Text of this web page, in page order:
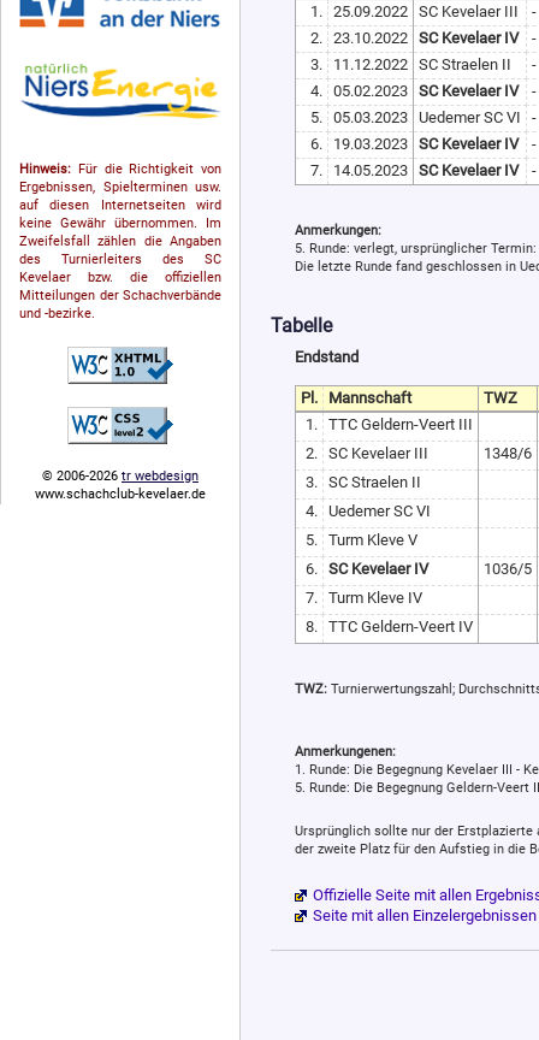
Hinweis: Für die Richtigkeit von
Ergebnissen, Spielterminen usw.
auf diesen Internetseiten wird
keine Gewähr übernommen. Im
Zweifelsfall zählen die Angaben
des Turnierleiters des SC
Kevelaer bzw. die offiziellen
Mitteilungen der Schach­ver­bände
und -bezirke.
© 2006-2026 tr webdesign
www.schachclub-kevelaer.de
1.
25.09.2022 SC Kevelaer III
-
2.
23.10.2022 SC Kevelaer IV
-
3.
11.12.2022 SC Straelen II
-
4.
05.02.2023 SC Kevelaer IV
-
5.
05.03.2023 Uedemer SC VI
-
6.
19.03.2023 SC Kevelaer IV
-
7.
14.05.2023 SC Kevelaer IV -
Anmerkungen:
5. Runde: verlegt, ursprünglicher
Die letzte Runde fand geschlossen in
Tabelle
Endstand
Pl. Mannschaft
TWZ
1.
TTC Geldern-Veert III
2.
SC Kevelaer III
1348/6
3.
SC Straelen II
4.
Uedemer SC VI
5.
Turm Kleve V
6.
SC Kevelaer IV
1036/5
7.
Turm Kleve IV
8.
TTC Geldern-Veert IV
TWZ: Turnierwertungszahl;
Anmerkungenen:
1. Runde: Die Begegnung Kevelaer III -
5. Runde: Die Begegnung Geldern-
Ursprünglich sollte nur der
der zweite Platz für den Aufstieg in die
Offizielle Seite mit allen
Seite mit allen